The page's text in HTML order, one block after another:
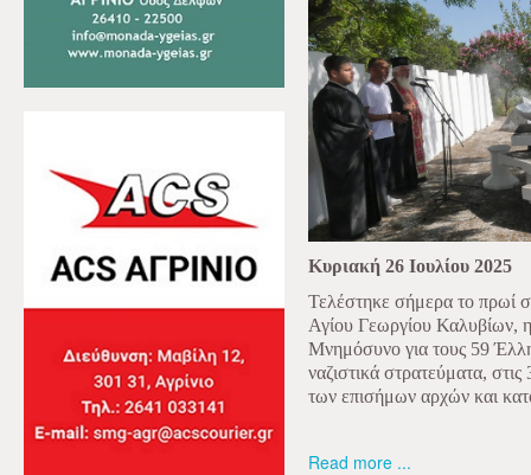
Κυριακή 26 Ιουλίου 2025
Τελέστηκε σήμερα το πρωί
Αγίου Γεωργίου Καλυβίων,
Μνημόσυνο για τους 59
ναζιστικά στρατεύματα,
των επισήμων αρχών και
Read more ...